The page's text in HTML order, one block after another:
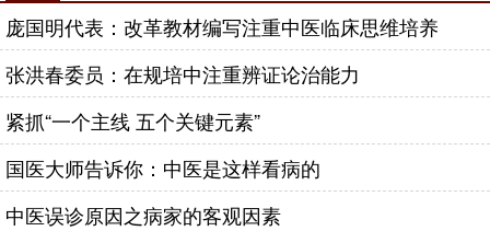
庞国明代表：改革教材编写注重中医临床思维培养
张洪春委员：在规培中注重辨证论治能力
紧抓“一个主线 五个关键元素”
国医大师告诉你：中医是这样看病的
中医误诊原因之病家的客观因素